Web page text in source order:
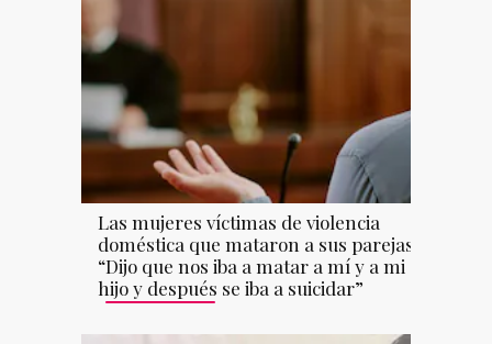
Las mujeres víctimas de violencia
doméstica que mataron a sus parejas:
“Dijo que nos iba a matar a mí y a mi
hijo y después se iba a suicidar”